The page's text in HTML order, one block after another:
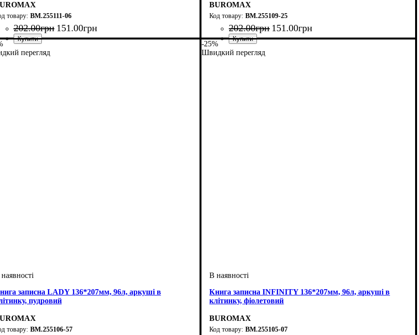
BM.255111-06
202.00грн 151.00грн
BUROMAX
BM.255109-25
202.00грн 151.00грн
перегляд
записна LADY 136*207мм, 96л, аркуші в
пудровий
BM.255106-57
-25%
Швидкий перегляд
Книга записна INFINITY 136*207мм, 96л, аркуші в
клітинку, фіолетовий
BUROMAX
BM.255105-07